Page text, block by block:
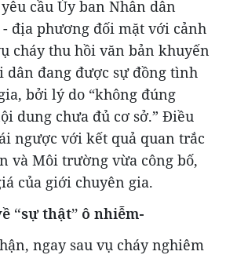
cầu Ủy ban Nhân dân
địa phương đối mặt với cảnh
cháy thu hồi văn bản khuyến
dân đang được sự đồng tình
bởi lý do “không đúng
dung chưa đủ cơ sở.” Điều
ngược với kết quả quan trắc
và Môi trường vừa công bố,
của giới chuyên gia.
“sự thật” ô nhiễm-
ngay sau vụ cháy nghiêm